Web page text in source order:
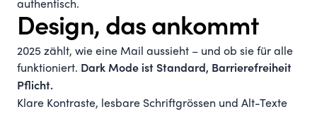
authentisch.
Design, das ankommt
2025 zählt, wie eine Mail aussieht – und ob sie für alle
funktioniert. Dark Mode ist Standard, Barrierefreiheit
Pflicht.
Klare Kontraste, lesbare Schriftgrössen und Alt-Texte